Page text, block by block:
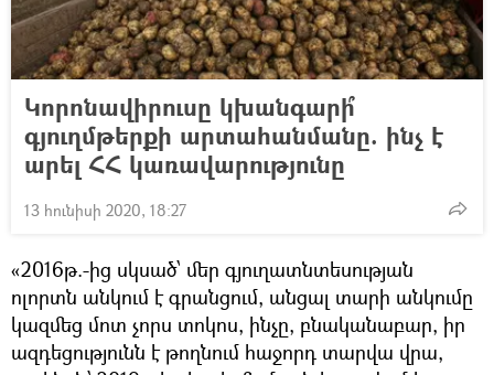
Կորոնավիրուսը կխանգարի՞
գյուղմթերքի արտահանմանը. ինչ է
արել ՀՀ կառավարությունը
13 հունիսի 2020, 18:27
«2016թ.-ից սկսած՝ մեր գյուղատնտեսության
ոլորտն անկում է գրանցում, անցալ տարի անկումը
կազմեց մոտ չորս տոկոս, ինչը, բնականաբար, իր
ազդեցությունն է թողնում հաջորդ տարվա վրա,